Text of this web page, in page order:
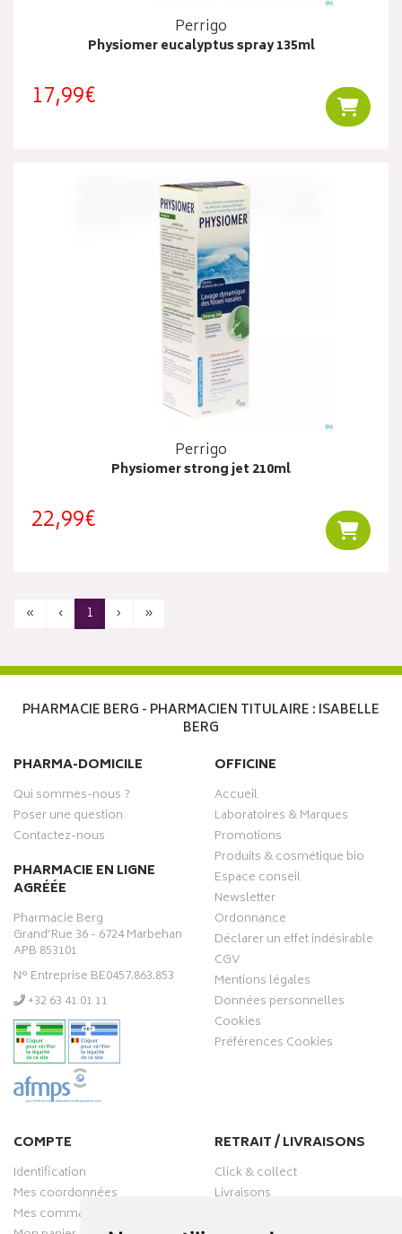
Perrigo
Physiomer eucalyptus spray 135ml
17,99€
Perrigo
Physiomer strong jet 210ml
22,99€
« ‹ 1 › »
PHARMACIE BERG - PHARMACIEN TITULAIRE : ISABELLE
BERG
PHARMA-DOMICILE
Qui sommes-nous ?
Poser une question
Contactez-nous
PHARMACIE EN LIGNE
AGRÉÉE
Pharmacie Berg
Grand’Rue 36 - 6724 Marbehan
APB 853101
N° Entreprise BE0457.863.853
‭+32 63 41 01 11‬
OFFICINE
Accueil
Laboratoires & Marques
Promotions
Produits & cosmétique bio
Espace conseil
Newsletter
Ordonnance
Déclarer un effet indésirable
CGV
Mentions légales
Données personnelles
Cookies
Préférences Cookies
COMPTE
Identification
Mes coordonnées
Mes commandes
RETRAIT / LIVRAISONS
Click & collect
Livraisons